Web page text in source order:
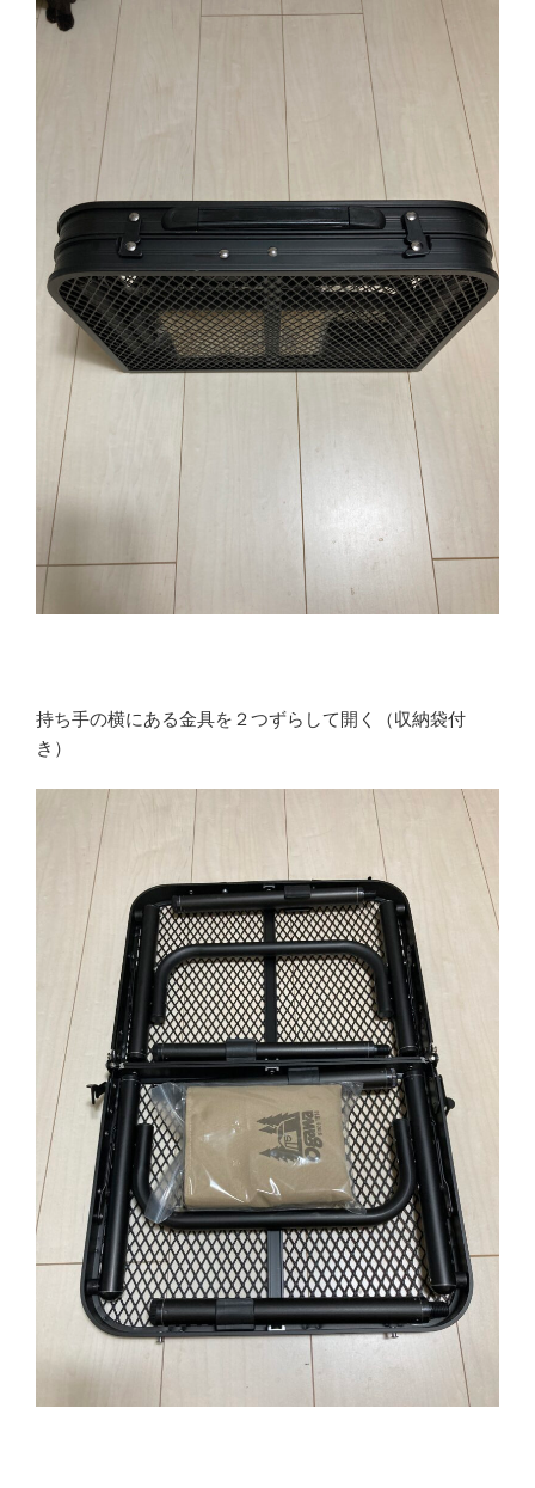
持ち手の横にある金具を２つずらして開く（収納袋付
き）